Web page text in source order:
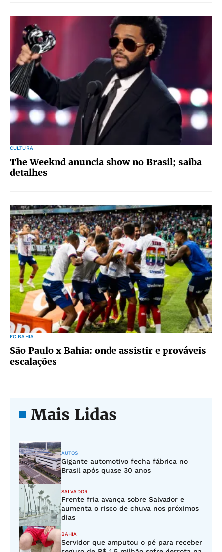
CULTURA
The Weeknd anuncia show no Brasil; saiba
detalhes
EC.BAHIA
São Paulo x Bahia: onde assistir e prováveis
escalações
Mais Lidas
AUTOS
Gigante automotivo fecha fábrica no
Brasil após quase 30 anos
SALVADOR
Frente fria avança sobre Salvador e
aumenta o risco de chuva nos próximos
dias
BAHIA
Servidor que amputou o pé para receber